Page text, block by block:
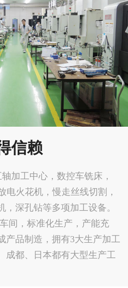
信赖
加工中心，数控车铣床，
电火花机，慢走丝线切割，
深孔钻等多项加工设备。
间，标准化生产，产能充
产品制造，拥有3大生产加工
成都、日本都有大型生产工